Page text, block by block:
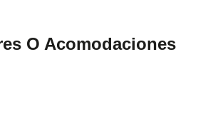
O Acomodaciones